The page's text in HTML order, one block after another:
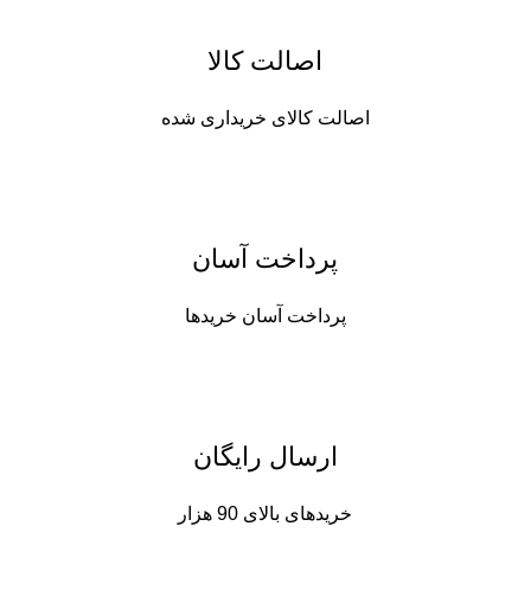
اصالت کالا
اصالت کالای خریداری شده
پرداخت آسان
پرداخت آسان خریدها
ارسال رایگان
خریدهای بالای 90 هزار